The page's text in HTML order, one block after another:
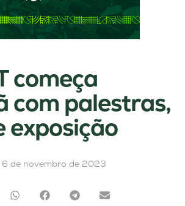
começa
com palestras,
exposição
6 de novembro de 2023